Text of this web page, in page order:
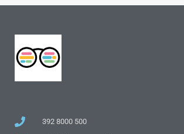
392 8000 500